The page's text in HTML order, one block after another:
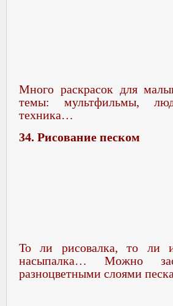
Много раскрасок для
темы: мультфильмы,
техника…
34. Рисование песком
То ли рисовалка, то ли
насыпалка… Можно
разноцветными слоями